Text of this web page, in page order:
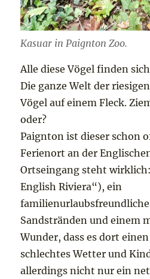
Kasuar in Paignton Zoo.
Alle diese Vögel finden
Die ganze Welt der
Vögel auf einem Fleck.
oder?
Paignton ist dieser schon
Ferienort an der
Ortseingang steht
English Riviera“), ein
Sandstränden und einem
Wunder, dass es dort
schlechtes Wetter und
allerdings nicht nur ein